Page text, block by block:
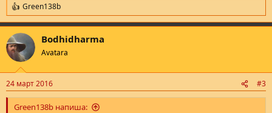
R
e
a
c
t
i
s
:
Green138b
Bodhidharma
Avatara
24 март 2016 #3
Green138b напиша: